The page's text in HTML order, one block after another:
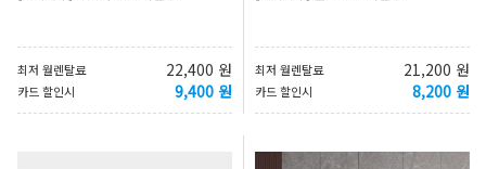
최저 월렌탈료 22,400 원
카드 할인시 9,400 원
최저 월렌탈료 21,200 원
카드 할인시 8,200 원